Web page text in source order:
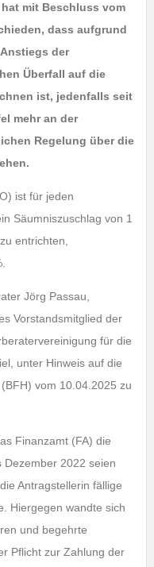
mit Beschluss vom
dass aufgrund
der
Überfall auf die
ist, jedenfalls seit
mehr an der
Regelung über die
ist für jeden
Säumniszuschlag von 1
entrichten,
Jörg Passau,
Vorstandsmitglied der
für die
unter Hinweis auf die
vom 10.04.2025 zu
Finanzamt (FA) die
2022 seien
Antragstellerin fällige
Hiergegen wandte sich
und begehrte
Pflicht zur Zahlung der